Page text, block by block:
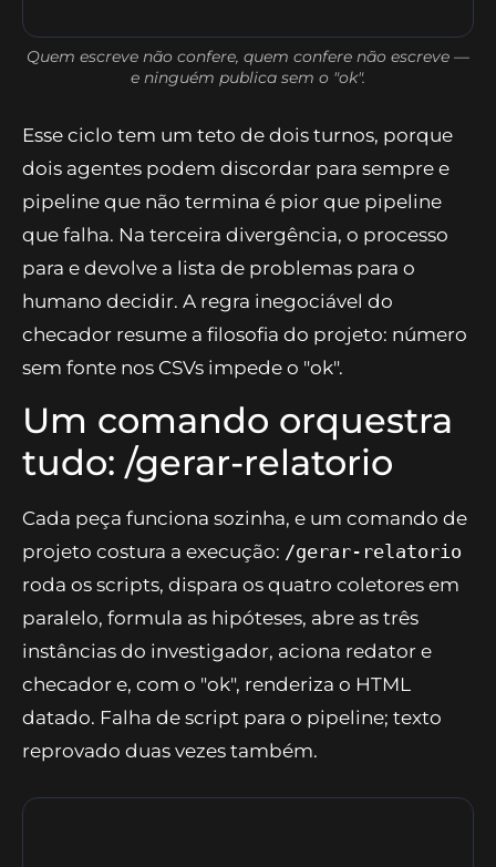
acima da mediana), e devolve um parecer que
ou libera a renderização ("ok") ou lista as
Quem escreve não confere, quem confere não escreve —
e ninguém publica sem o "ok".
Esse ciclo tem um teto de dois turnos, porque
dois agentes podem discordar para sempre e
pipeline que não termina é pior que pipeline
que falha. Na terceira divergência, o processo
para e devolve a lista de problemas para o
humano decidir. A regra inegociável do
checador resume a filosofia do projeto: número
sem fonte nos CSVs impede o "ok".
Um comando orquestra
tudo: /gerar-relatorio